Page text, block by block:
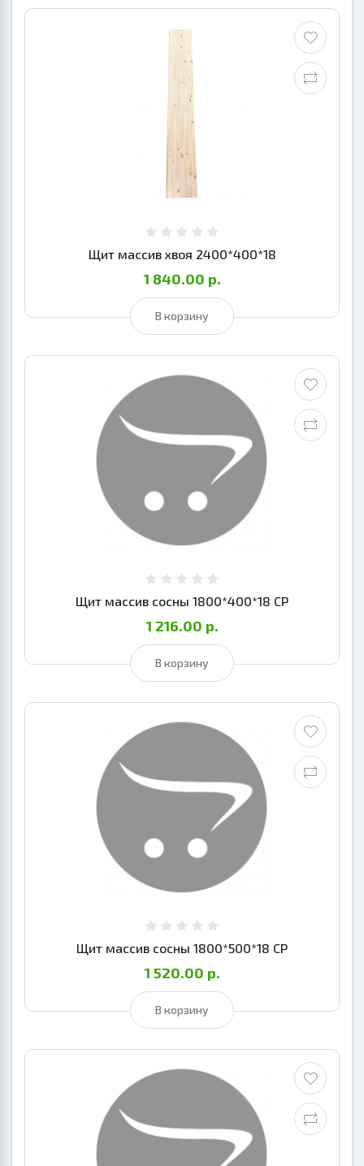
Щит массив хвоя 2400*400*18
1 840.00 р.
В корзину
Щит массив сосны 1800*400*18 СР
1 216.00 р.
В корзину
Щит массив сосны 1800*500*18 СР
1 520.00 р.
В корзину